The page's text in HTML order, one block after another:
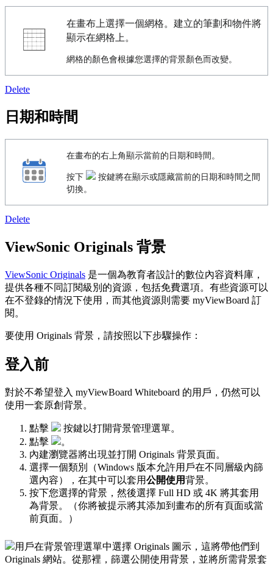
在畫布上選擇一個網格。建立的筆劃和物件將
顯示在網格上。
網格的顏色會根據您選擇的背景顏色而改變。
Delete
日期和時間
在畫布的右上角顯示當前的日期和時間。
按下
按鍵將在顯示或隱藏當前的日期和時間之間
切換。
Delete
ViewSonic Originals 背景
ViewSonic Originals 是一個為教育者設計的數位內容資料庫，
提供各種不同訂閱級別的資源，包括免費選項。有些資源可以
在不登錄的情況下使用，而其他資源則需要 myViewBoard 訂
閱。
要使用 Originals 背景，請按照以下步驟操作：
登入前
對於不希望登入 myViewBoard Whiteboard 的用戶，仍然可以
使用一套原創背景。
點擊
按鍵以打開背景管理選單。
點擊
。
內建瀏覽器將出現並打開 Originals 背景頁面。
選擇一個類別（Windows 版本允許用戶在不同層級內篩
選內容），在其中可以套用公開使用背景。
按下您選擇的背景，然後選擇 Full HD 或 4K 將其套用
為背景。（你將被提示將其添加到畫布的所有頁面或當
前頁面。）
用戶在背景管理選單中選擇 Originals 圖示，這將帶他們到
Originals 網站。從那裡，篩選公開使用背景，並將所需背景套